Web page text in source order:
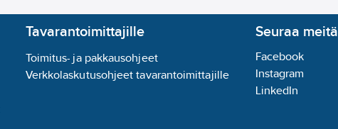
Tavarantoimittajille
Toimitus- ja pakkausohjeet
Verkkolaskutusohjeet tavarantoimittajille
Seuraa meitä
Facebook
Instagram
LinkedIn